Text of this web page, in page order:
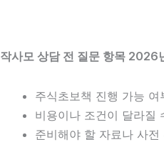
작사모 상담 전 질문 항목
주식초보책 진행 가능
비용이나 조건이 달라질
준비해야 할 자료나 사